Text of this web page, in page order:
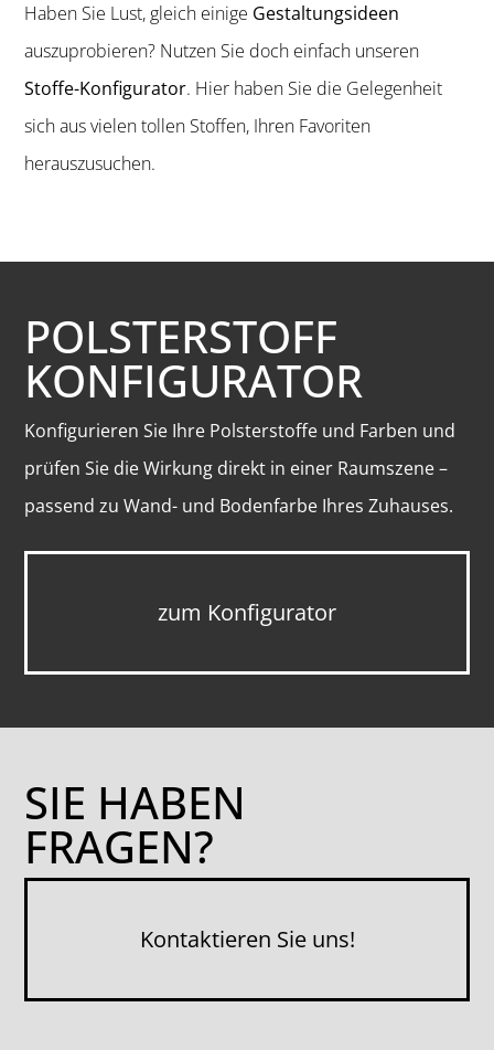
Haben Sie Lust, gleich einige Gestaltungsideen
auszuprobieren? Nutzen Sie doch einfach unseren
Stoffe-Konfigurator. Hier haben Sie die Gelegenheit
sich aus vielen tollen Stoffen, Ihren Favoriten
herauszusuchen.
POLSTERSTOFF
KONFIGURATOR
Konfigurieren Sie Ihre Polsterstoffe und Farben und
prüfen Sie die Wirkung direkt in einer Raumszene –
passend zu Wand- und Bodenfarbe Ihres Zuhauses.
zum Konfigurator
SIE HABEN
FRAGEN?
Kontaktieren Sie uns!